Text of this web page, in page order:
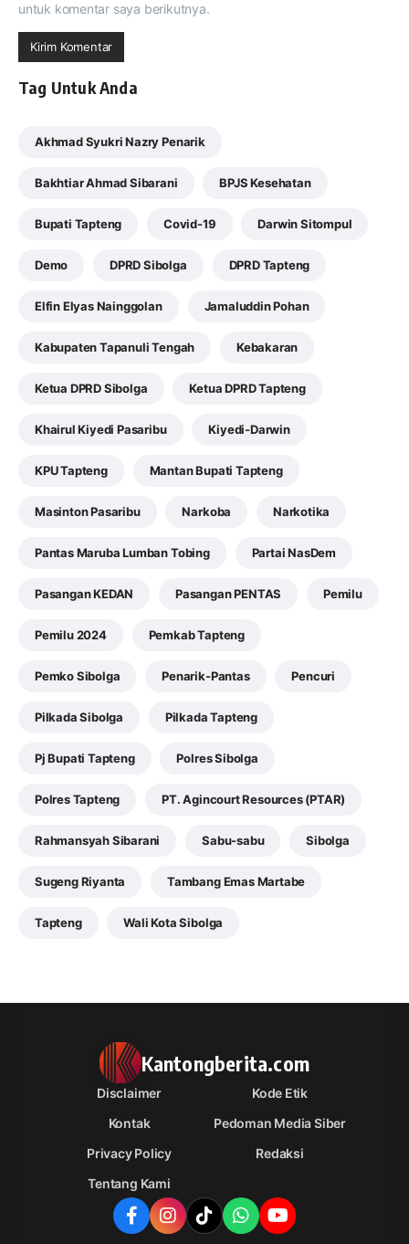
untuk komentar saya berikutnya.
Tag Untuk Anda
Akhmad Syukri Nazry Penarik
Bakhtiar Ahmad Sibarani BPJS Kesehatan
Bupati Tapteng Covid-19 Darwin Sitompul
Demo DPRD Sibolga DPRD Tapteng
Elfin Elyas Nainggolan Jamaluddin Pohan
Kabupaten Tapanuli Tengah Kebakaran
Ketua DPRD Sibolga Ketua DPRD Tapteng
Khairul Kiyedi Pasaribu Kiyedi-Darwin
KPU Tapteng Mantan Bupati Tapteng
Masinton Pasaribu Narkoba Narkotika
Pantas Maruba Lumban Tobing Partai NasDem
Pasangan KEDAN Pasangan PENTAS Pemilu
Pemilu 2024 Pemkab Tapteng
Pemko Sibolga Penarik-Pantas Pencuri
Pilkada Sibolga Pilkada Tapteng
Pj Bupati Tapteng Polres Sibolga
Polres Tapteng PT. Agincourt Resources (PTAR)
Rahmansyah Sibarani Sabu-sabu Sibolga
Sugeng Riyanta Tambang Emas Martabe
Tapteng Wali Kota Sibolga
Kantongberita.com
Disclaimer
Kode Etik
Kontak
Pedoman Media Siber
Privacy Policy
Redaksi
Tentang Kami